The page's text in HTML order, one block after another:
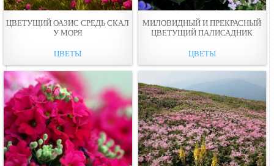
ЦВЕТУЩИЙ ОАЗИС СРЕДЬ СКАЛ
У МОРЯ
ЦВЕТЫ
МИЛОВИДНЫЙ И ПРЕКРАСНЫЙ
ЦВЕТУЩИЙ ПАЛИСАДНИК
ЦВЕТЫ